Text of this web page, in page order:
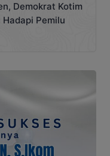
Demokrat Kotim
Pemilu